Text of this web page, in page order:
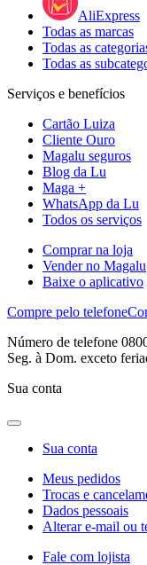
AliExpress
Todas as marcas
Todas as
Todas as
Serviços e benefícios
Cartão Luiza
Cliente Ouro
Magalu seguros
Blog da Lu
Maga +
WhatsApp da Lu
Todos os serviços
Comprar na loja
Vender no Magalu
Baixe o aplicativo
Compre pelo telefone
Número de telefone
Seg. à Dom. exceto
Sua conta
Sua conta
Meus pedidos
Trocas e
Dados pessoais
Alterar e-mail ou
Fale com lojista